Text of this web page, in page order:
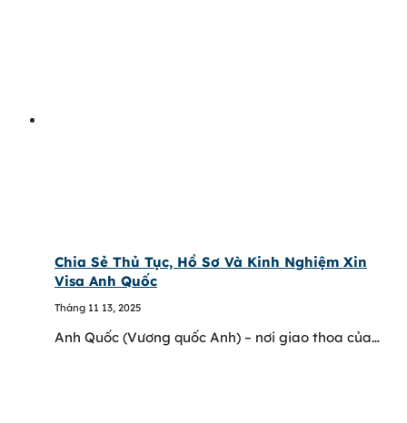
Chia Sẻ Thủ Tục, Hồ Sơ Và Kinh Nghiệm Xin
Visa Anh Quốc
Tháng 11 13, 2025
Anh Quốc (Vương quốc Anh) – nơi giao thoa của…